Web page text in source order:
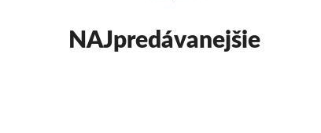
NAJpredávanejšie